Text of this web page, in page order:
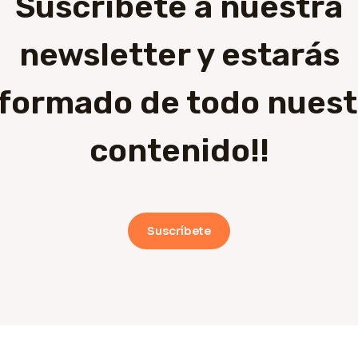
newsletter y estarás
de todo
contenido!!
Suscríbete